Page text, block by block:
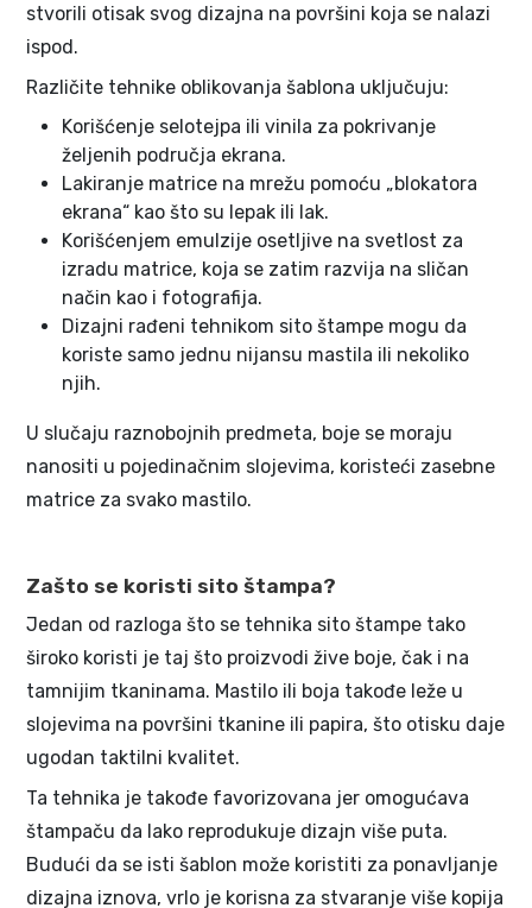
stvorili otisak svog dizajna na površini koja se nalazi
ispod.
Različite tehnike oblikovanja šablona uključuju:
Korišćenje selotejpa ili vinila za pokrivanje
željenih područja ekrana.
Lakiranje matrice na mrežu pomoću „blokatora
ekrana“ kao što su lepak ili lak.
Korišćenjem emulzije osetljive na svetlost za
izradu matrice, koja se zatim razvija na sličan
način kao i fotografija.
Dizajni rađeni tehnikom sito štampe mogu da
koriste samo jednu nijansu mastila ili nekoliko
njih.
U slučaju raznobojnih predmeta, boje se moraju
nanositi u pojedinačnim slojevima, koristeći zasebne
matrice za svako mastilo.
Zašto se koristi sito štampa?
Jedan od razloga što se tehnika sito štampe tako
široko koristi je taj što proizvodi žive boje, čak i na
tamnijim tkaninama. Mastilo ili boja takođe leže u
slojevima na površini tkanine ili papira, što otisku daje
ugodan taktilni kvalitet.
Ta tehnika je takođe favorizovana jer omogućava
štampaču da lako reprodukuje dizajn više puta.
Budući da se isti šablon može koristiti za ponavljanje
dizajna iznova, vrlo je korisna za stvaranje više kopija